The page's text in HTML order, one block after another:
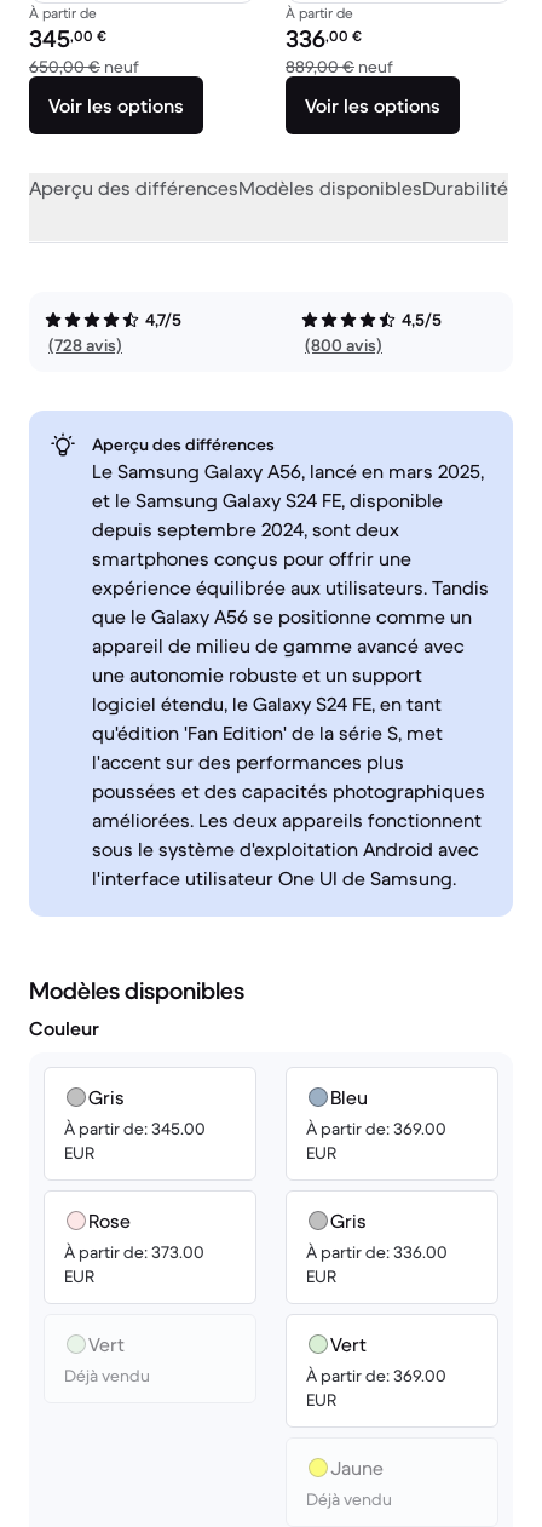
À partir de
Prix reconditionné :
345,00 €
650,00 € neufcontre 650,00 € neuf
Voir les options
À partir de
Prix reconditionné :
336,00 €
889,00 € neufcontre 889,00 €
Voir les options
Aperçu des différencesModèles disponiblesDurabilité
4,7/5
(728 avis)
4,5/5
(800 avis)
Aperçu des différences
Le Samsung Galaxy A56, lancé en mars 2025,
et le Samsung Galaxy S24 FE, disponible
depuis septembre 2024, sont deux
smartphones conçus pour offrir une
expérience équilibrée aux utilisateurs. Tandis
que le Galaxy A56 se positionne comme un
appareil de milieu de gamme avancé avec
une autonomie robuste et un support
logiciel étendu, le Galaxy S24 FE, en tant
qu'édition 'Fan Edition' de la série S, met
l'accent sur des performances plus
poussées et des capacités photographiques
améliorées. Les deux appareils fonctionnent
sous le système d'exploitation Android avec
l'interface utilisateur One UI de Samsung.
Modèles disponibles
Couleur
Gris
À partir de: 345.00
EUR
Rose
À partir de: 373.00
EUR
Vert
Déjà vendu
Bleu
À partir de: 369.00
EUR
Gris
À partir de: 336.00
EUR
Vert
À partir de: 369.00
EUR
Jaune
Déjà vendu